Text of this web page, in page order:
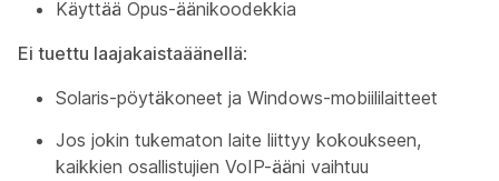
Käyttää Opus-äänikoodekkia
Ei tuettu laajakaistaäänellä:
Solaris-pöytäkoneet ja Windows-mobiililaitteet
Jos jokin tukematon laite liittyy kokoukseen,
kaikkien osallistujien VoIP-ääni vaihtuu